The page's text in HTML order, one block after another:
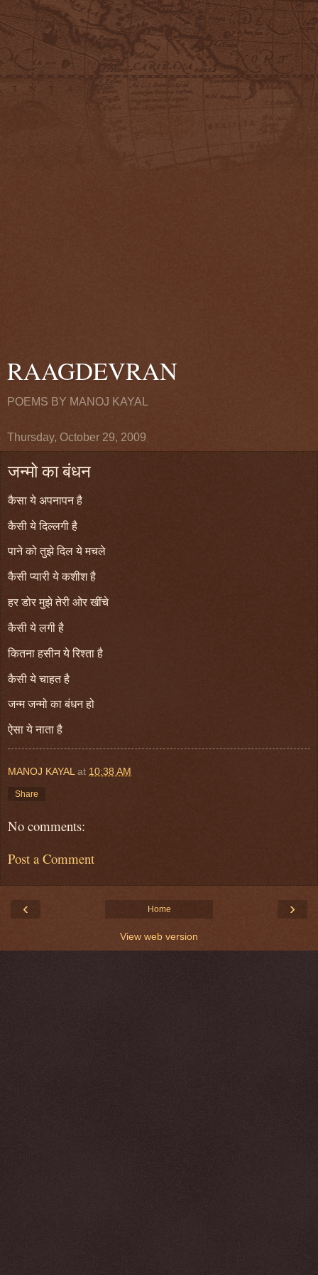
RAAGDEVRAN
POEMS BY MANOJ KAYAL
Thursday, October 29, 2009
जन्मो का बंधन
कैसा ये अपनापन है
कैसी ये दिल्लगी है
पाने को तुझे दिल ये मचले
कैसी प्यारी ये कशीश है
हर डोर मुझे तेरी ओर खींचे
कैसी ये लगी है
कितना हसीन ये रिश्ता है
कैसी ये चाहत है
जन्म जन्मो का बंधन हो
ऐसा ये नाता है
MANOJ KAYAL at 10:38 AM
Share
No comments:
Post a Comment
‹ ›
Home
View web version